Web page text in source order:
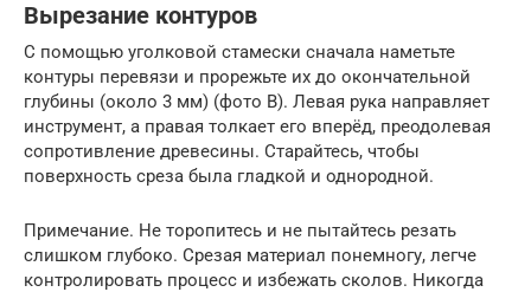
Вырезание контуров
С помощью уголковой стамески сначала наметьте
контуры перевязи и прорежьте их до окончательной
глубины (около 3 мм) (фото В). Левая рука направляет
инструмент, а правая толкает его вперёд, преодолевая
сопротивление древесины. Старайтесь, чтобы
поверхность среза была гладкой и однородной.
Примечание. Не торопитесь и не пытайтесь резать
слишком глубоко. Срезая материал понемногу, легче
контролировать процесс и избежать сколов. Никогда